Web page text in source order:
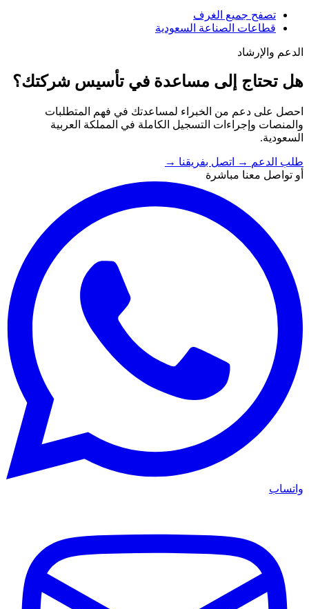
تصفح جميع الغرف
قطاعات الصناعة السعودية
الدعم والإرشاد
هل تحتاج إلى مساعدة في تأسيس شركتك؟
احصل على دعم من الخبراء لمساعدتك في فهم المتطلبات
والمنصات وإجراءات التسجيل الكاملة في المملكة العربية
السعودية.
طلب الدعم → اتصل بفريقنا →
أو تواصل معنا مباشرة
واتساب